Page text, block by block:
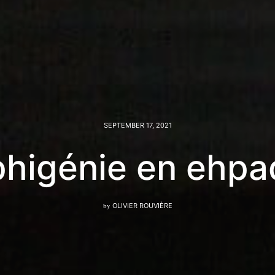
SEPTEMBER 17, 2021
en
by OLIVIER ROUVIÈRE